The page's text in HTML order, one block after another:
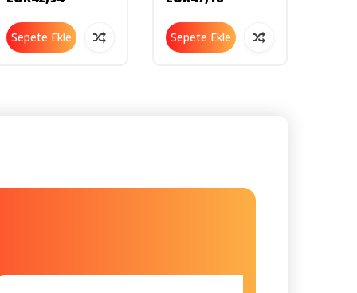
Sepete Ekle Sepete Ekle